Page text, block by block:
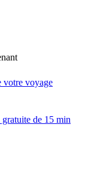
votre voyage
de 15 min